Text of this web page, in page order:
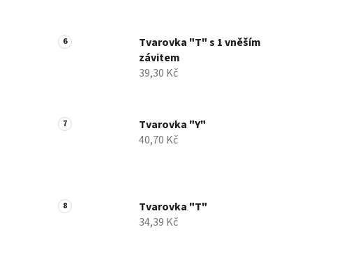
Tvarovka "T" s 1 vněším
závitem
39,30 Kč
Tvarovka "Y"
40,70 Kč
Tvarovka "T"
34,39 Kč